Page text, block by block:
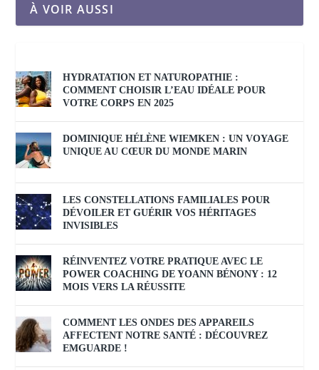
À VOIR AUSSI
HYDRATATION ET NATUROPATHIE :
COMMENT CHOISIR L’EAU IDÉALE POUR
VOTRE CORPS EN 2025
DOMINIQUE HÉLÈNE WIEMKEN : UN VOYAGE
UNIQUE AU CŒUR DU MONDE MARIN
LES CONSTELLATIONS FAMILIALES POUR
DÉVOILER ET GUÉRIR VOS HÉRITAGES
INVISIBLES
RÉINVENTEZ VOTRE PRATIQUE AVEC LE
POWER COACHING DE YOANN BÉNONY : 12
MOIS VERS LA RÉUSSITE
COMMENT LES ONDES DES APPAREILS
AFFECTENT NOTRE SANTÉ : DÉCOUVREZ
EMGUARDE !